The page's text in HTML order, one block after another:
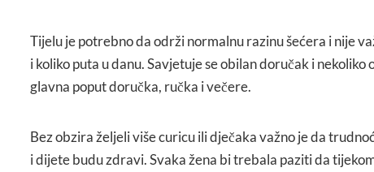
Tijelu je potrebno da održi normalnu razinu šećera i nije
i koliko puta u danu. Savjetuje se obilan doručak i
glavna poput doručka, ručka i večere.
Bez obzira željeli više curicu ili dječaka važno je da
i dijete budu zdravi. Svaka žena bi trebala paziti da